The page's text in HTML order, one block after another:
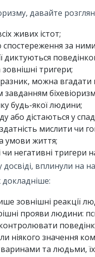
давайте
живих істот;
за
диктуються
зовнішні тригери;
можна
будь-якої людини;
або дістаються у
мислити чи
умови життя;
негативні тригери
вплинули на
докладніше:
зовнішні реакції
прояви людини:
значення
та людьми, їх